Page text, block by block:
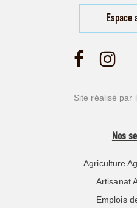
Espace
Site réalisé par
Nos
Agriculture
Artisanat
Emplois